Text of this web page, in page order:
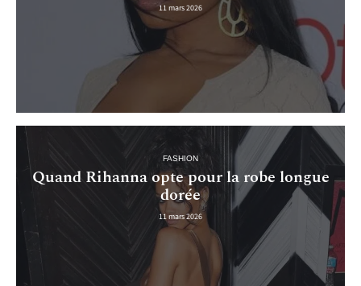
11 mars 2026
FASHION
Quand Rihanna opte pour la robe longue
dorée
11 mars 2026